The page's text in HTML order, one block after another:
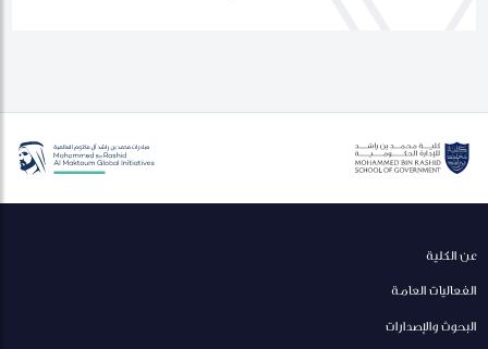
عن الكلية
الفعاليات العامة
البحوث والإصدارات